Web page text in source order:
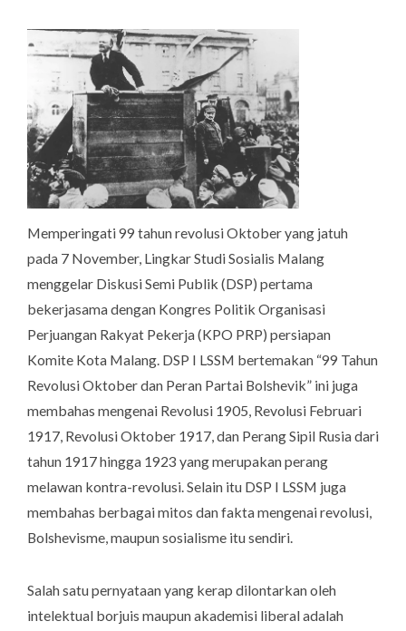
Memperingati 99 tahun revolusi Oktober yang jatuh
pada 7 November, Lingkar Studi Sosialis Malang
menggelar Diskusi Semi Publik (DSP) pertama
bekerjasama dengan Kongres Politik Organisasi
Perjuangan Rakyat Pekerja (KPO PRP) persiapan
Komite Kota Malang. DSP I LSSM bertemakan “99 Tahun
Revolusi Oktober dan Peran Partai Bolshevik” ini juga
membahas mengenai Revolusi 1905, Revolusi Februari
1917, Revolusi Oktober 1917, dan Perang Sipil Rusia dari
tahun 1917 hingga 1923 yang merupakan perang
melawan kontra-revolusi. Selain itu DSP I LSSM juga
membahas berbagai mitos dan fakta mengenai revolusi,
Bolshevisme, maupun sosialisme itu sendiri.
Salah satu pernyataan yang kerap dilontarkan oleh
intelektual borjuis maupun akademisi liberal adalah